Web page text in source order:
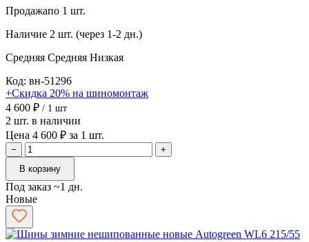
Продажапо 1 шт.
Наличие 2 шт. (через 1-2 дн.)
Средняя Средняя Низкая
Код: вн-51296
+Скидка 20% на шиномонтаж
4 600 ₽ / 1 шт
2 шт. в наличии
Цена 4 600 ₽ за 1 шт.
−
+
В корзину
Под заказ ~1 дн.
Новые